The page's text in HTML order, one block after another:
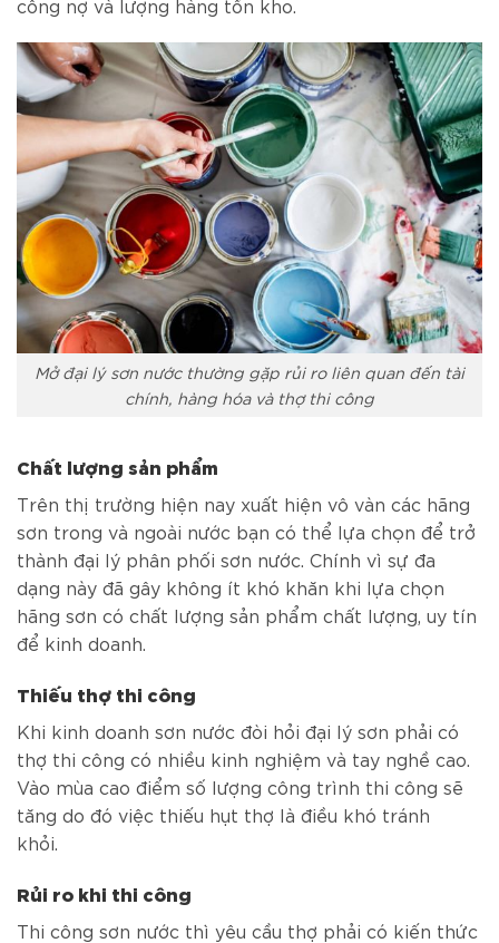
công nợ và lượng hàng tồn kho.
Mở đại lý sơn nước thường gặp rủi ro liên quan đến tài
chính, hàng hóa và thợ thi công
Chất lượng sản phẩm
Trên thị trường hiện nay xuất hiện vô vàn các hãng
sơn trong và ngoài nước bạn có thể lựa chọn để trở
thành đại lý phân phối sơn nước. Chính vì sự đa
dạng này đã gây không ít khó khăn khi lựa chọn
hãng sơn có chất lượng sản phẩm chất lượng, uy tín
để kinh doanh.
Thiếu thợ thi công
Khi kinh doanh sơn nước đòi hỏi đại lý sơn phải có
thợ thi công có nhiều kinh nghiệm và tay nghề cao.
Vào mùa cao điểm số lượng công trình thi công sẽ
tăng do đó việc thiếu hụt thợ là điều khó tránh
khỏi.
Rủi ro khi thi công
Thi công sơn nước thì yêu cầu thợ phải có kiến thức